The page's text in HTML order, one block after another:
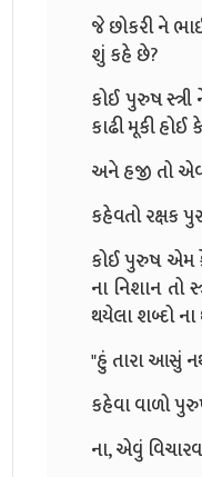
જે છોકરી ને
શું કહે છે?
કોઈ પુરુષ
કાઢી મૂકી
અને હજી તો
કહેવતો રક્ષક
કોઈ પુરુષ એમ
ના નિશાન તો
થયેલા શબ્દો
"હું તારા આસું
કહેવા વાળો
ના, એવું